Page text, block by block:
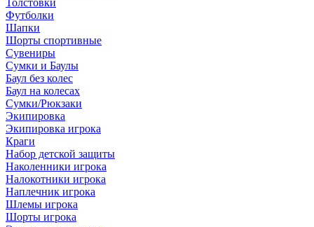
Толстовки
Футболки
Шапки
Шорты спортивные
Сувениры
Сумки и Баулы
Баул без колес
Баул на колесах
Сумки/Рюкзаки
Экипировка
Экипировка игрока
Краги
Набор детской защиты
Наколенники игрока
Налокотники игрока
Наплечник игрока
Шлемы игрока
Шорты игрока